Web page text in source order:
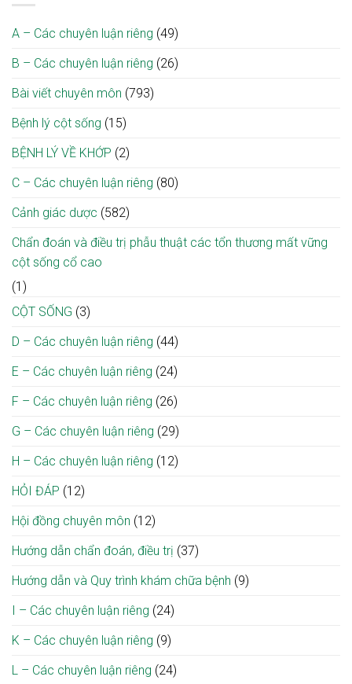
cao
tuổi
tối
ưu
trị
vi
giải
điệu
tâm,
A – Các chuyên luận riêng (49)
B – Các chuyên luận riêng (26)
Bài viết chuyên môn (793)
Bệnh lý cột sống (15)
BỆNH LÝ VỀ KHỚP (2)
C – Các chuyên luận riêng (80)
Cảnh giác dược (582)
Chẩn đoán và điều trị phẫu thuật các tổn thương mất vững
cột sống cổ cao
(1)
CỘT SỐNG (3)
D – Các chuyên luận riêng (44)
E – Các chuyên luận riêng (24)
F – Các chuyên luận riêng (26)
G – Các chuyên luận riêng (29)
H – Các chuyên luận riêng (12)
HỎI ĐÁP (12)
Hội đồng chuyên môn (12)
Hướng dẫn chẩn đoán, điều trị (37)
Hướng dẫn và Quy trình khám chữa bệnh (9)
I – Các chuyên luận riêng (24)
K – Các chuyên luận riêng (9)
L – Các chuyên luận riêng (24)